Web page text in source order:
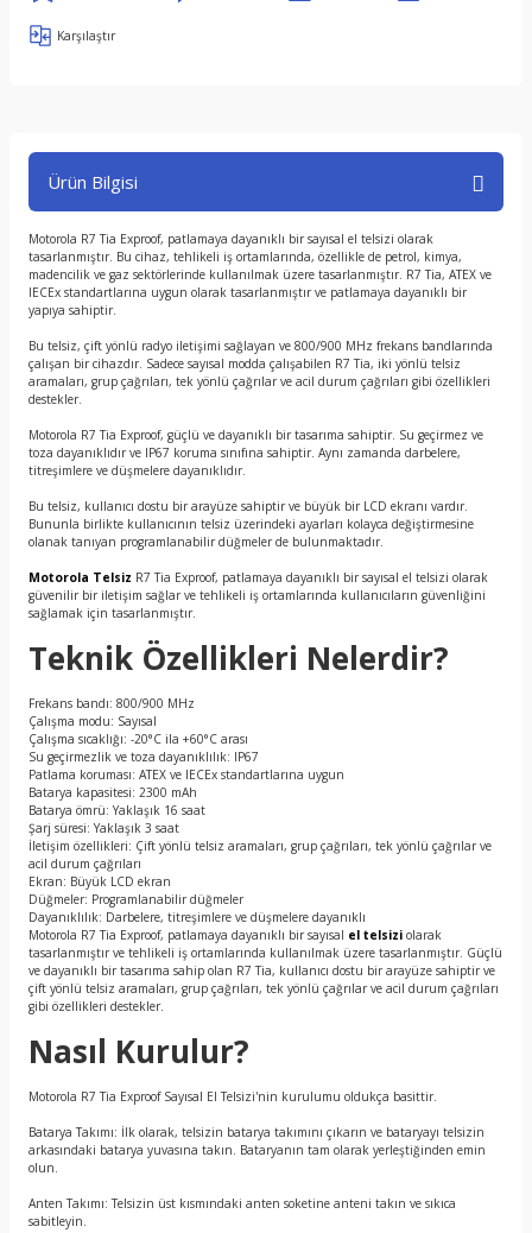
Karşılaştır
Ürün Bilgisi
Motorola R7 Tia Exproof, patlamaya dayanıklı bir sayısal el telsizi olarak
tasarlanmıştır. Bu cihaz, tehlikeli iş ortamlarında, özellikle de petrol, kimya,
madencilik ve gaz sektörlerinde kullanılmak üzere tasarlanmıştır. R7 Tia, ATEX ve
IECEx standartlarına uygun olarak tasarlanmıştır ve patlamaya dayanıklı bir
yapıya sahiptir.
Bu telsiz, çift yönlü radyo iletişimi sağlayan ve 800/900 MHz frekans bandlarında
çalışan bir cihazdır. Sadece sayısal modda çalışabilen R7 Tia, iki yönlü telsiz
aramaları, grup çağrıları, tek yönlü çağrılar ve acil durum çağrıları gibi özellikleri
destekler.
Motorola R7 Tia Exproof, güçlü ve dayanıklı bir tasarıma sahiptir. Su geçirmez ve
toza dayanıklıdır ve IP67 koruma sınıfına sahiptir. Aynı zamanda darbelere,
titreşimlere ve düşmelere dayanıklıdır.
Bu telsiz, kullanıcı dostu bir arayüze sahiptir ve büyük bir LCD ekranı vardır.
Bununla birlikte kullanıcının telsiz üzerindeki ayarları kolayca değiştirmesine
olanak tanıyan programlanabilir düğmeler de bulunmaktadır.
Motorola Telsiz R7 Tia Exproof, patlamaya dayanıklı bir sayısal el telsizi olarak
güvenilir bir iletişim sağlar ve tehlikeli iş ortamlarında kullanıcıların güvenliğini
sağlamak için tasarlanmıştır.
Teknik Özellikleri Nelerdir?
Frekans bandı: 800/900 MHz
Çalışma modu: Sayısal
Çalışma sıcaklığı: -20°C ila +60°C arası
Su geçirmezlik ve toza dayanıklılık: IP67
Patlama koruması: ATEX ve IECEx standartlarına uygun
Batarya kapasitesi: 2300 mAh
Batarya ömrü: Yaklaşık 16 saat
Şarj süresi: Yaklaşık 3 saat
İletişim özellikleri: Çift yönlü telsiz aramaları, grup çağrıları, tek yönlü çağrılar ve
acil durum çağrıları
Ekran: Büyük LCD ekran
Düğmeler: Programlanabilir düğmeler
Dayanıklılık: Darbelere, titreşimlere ve düşmelere dayanıklı
Motorola R7 Tia Exproof, patlamaya dayanıklı bir sayısal el telsizi olarak
tasarlanmıştır ve tehlikeli iş ortamlarında kullanılmak üzere tasarlanmıştır. Güçlü
ve dayanıklı bir tasarıma sahip olan R7 Tia, kullanıcı dostu bir arayüze sahiptir ve
çift yönlü telsiz aramaları, grup çağrıları, tek yönlü çağrılar ve acil durum çağrıları
gibi özellikleri destekler.
Nasıl Kurulur?
Motorola R7 Tia Exproof Sayısal El Telsizi'nin kurulumu oldukça basittir.
Batarya Takımı: İlk olarak, telsizin batarya takımını çıkarın ve bataryayı telsizin
arkasındaki batarya yuvasına takın. Bataryanın tam olarak yerleştiğinden emin
olun.
Anten Takımı: Telsizin üst kısmındaki anten soketine anteni takın ve sıkıca
sabitleyin.